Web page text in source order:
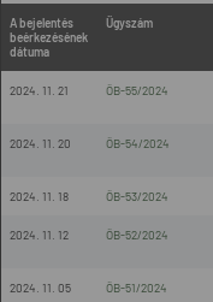
A bejelentés
beérkezésének
dátuma
Ügyszám
2024. 11. 21 ÖB-55/2024
2024. 11. 20 ÖB-54/2024
2024. 11. 18 ÖB-53/2024
2024. 11. 12 ÖB-52/2024
2024. 11. 05 ÖB-51/2024